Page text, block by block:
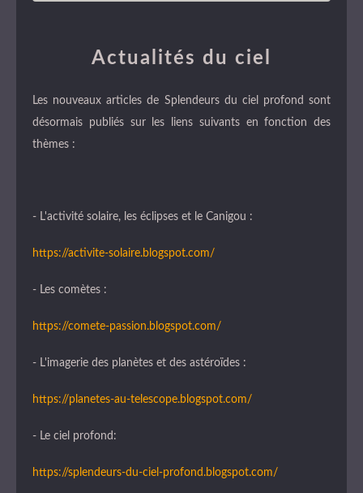
Actualités du ciel
Les nouveaux articles de Splendeurs du ciel profond sont
désormais publiés sur les liens suivants en fonction des
thèmes :
- L'activité solaire, les éclipses et le Canigou :
https://activite-solaire.blogspot.com/
- Les comètes :
https://comete-passion.blogspot.com/
- L'imagerie des planètes et des astéroïdes :
https://planetes-au-telescope.blogspot.com/
- Le ciel profond:
https://splendeurs-du-ciel-profond.blogspot.com/